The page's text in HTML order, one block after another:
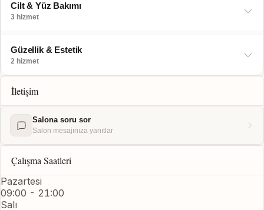
Cilt & Yüz Bakımı
3 hizmet
Güzellik & Estetik
2 hizmet
İletişim
Salona soru sor
Salon mesajınıza yanıtlar
Çalışma Saatleri
Pazartesi
09:00 - 21:00
Salı